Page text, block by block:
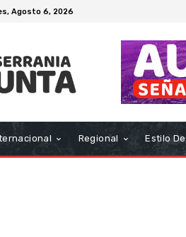
Agosto 6, 2026
Regional Estilo